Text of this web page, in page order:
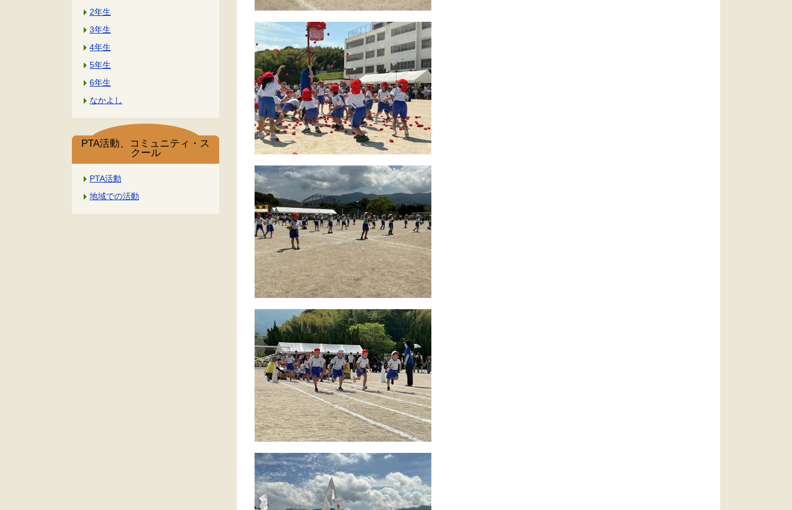
2年生
3年生
4年生
5年生
6年生
なかよし
PTA活動、コミュニティ・ス
クール
PTA活動
地域での活動